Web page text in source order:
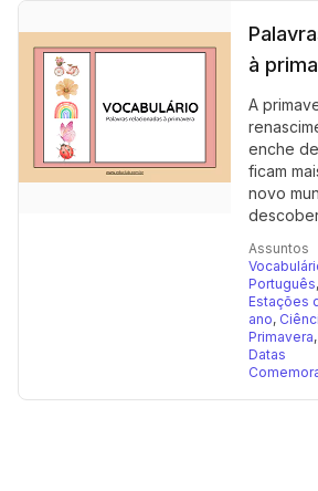
à
A
enche
ficam
novo
Assuntos
Português,
Estações
ano,
Primavera,
Datas